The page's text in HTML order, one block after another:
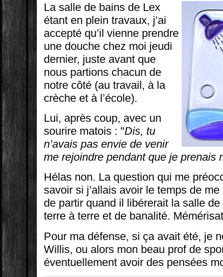
La salle de bains de Lex
étant en plein travaux, j’ai
accepté qu’il vienne prendre
une douche chez moi jeudi
dernier, juste avant que
nous partions chacun de
notre côté (au travail, à la
crèche et à l’école).
Lui, après coup, avec un
sourire matois : "Dis, tu
n’avais pas envie de venir
me rejoindre pendant que je prenais
Hélas non. La question qui me
savoir si j’allais avoir le temps de
de partir quand il libérerait la salle
terre à terre et de banalité.
Pour ma défense, si ça avait été, je
Willis, ou alors mon beau prof de
éventuellement avoir des pensées